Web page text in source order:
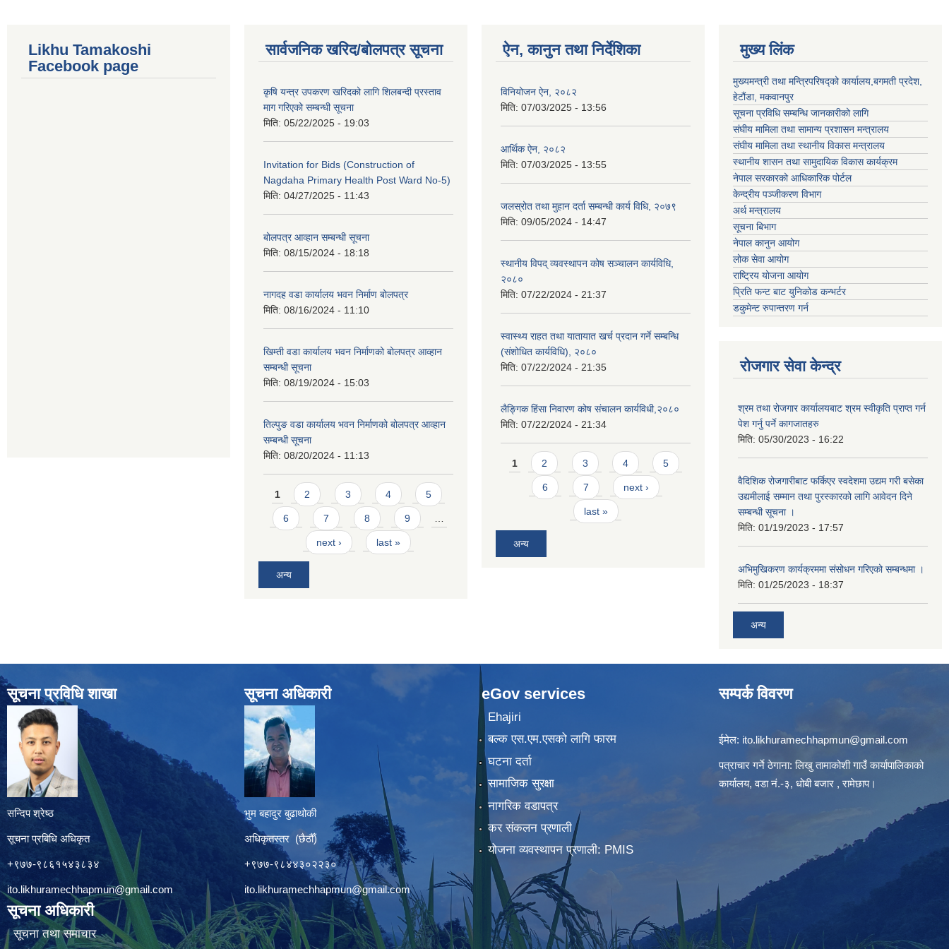
Likhu Tamakoshi
Facebook page
सार्वजनिक खरिद/बोलपत्र सूचना
कृषि यन्त्र उपकरण खरिदको लागि शिलबन्दी प्रस्ताव
माग गरिएको सम्बन्धी सूचना
मिति: 05/22/2025 - 19:03
Invitation for Bids (Construction of
Nagdaha Primary Health Post Ward No-5)
मिति: 04/27/2025 - 11:43
बोलपत्र आव्हान सम्बन्धी सूचना
मिति: 08/15/2024 - 18:18
नागदह वडा कार्यालय भवन निर्माण बोलपत्र
मिति: 08/16/2024 - 11:10
खिम्ती वडा कार्यालय भवन निर्माणको बोलपत्र आव्हान
सम्बन्धी सूचना
मिति: 08/19/2024 - 15:03
तिल्पुङ वडा कार्यालय भवन निर्माणको बोलपत्र आव्हान
सम्बन्धी सूचना
मिति: 08/20/2024 - 11:13
Pages
1 2 3 4 5
6 7 8 9
next › last »
अन्य
ऐन, कानुन तथा निर्देशिका
विनियोजन ऐन, २०८२
मिति: 07/03/2025 - 13:56
आर्थिक ऐन, २०८२
मिति: 07/03/2025 - 13:55
जलस्रोत तथा मुहान दर्ता सम्बन्धी कार्य विधि, २०७९
मिति: 09/05/2024 - 14:47
स्थानीय विपद् व्यवस्थापन कोष सञ्चालन कार्यविधि,
२०८०
मिति: 07/22/2024 - 21:37
स्वास्थ्य राहत तथा यातायात खर्च प्रदान गर्ने सम्बन्धि
(संशोधित कार्यविधि), २०८०
मिति: 07/22/2024 - 21:35
लैङ्गिक हिंसा निवारण कोष संचालन कार्यविधी,२०८०
मिति: 07/22/2024 - 21:34
Pages
1 2 3 4 5
6 7 next ›
last »
अन्य
मुख्य लिंक
मुख्यमन्त्री तथा मन्त्रिपरिषद्को कार्यालय,बगमती प्रदेश,
हेटौंडा, मकवानपुर
सूचना प्रविधि सम्बन्धि जानकारीको लागि
संघीय मामिला तथा सामान्य प्रशासन मन्त्रालय
संघीय मामिला तथा स्थानीय विकास मन्त्रालय
स्थानीय शासन तथा सामुदायिक विकास कार्यक्रम
नेपाल सरकारको आधिकारिक पोर्टल
केन्द्रीय पञ्जीकरण विभाग
अर्थ मन्त्रालय
सूचना बिभाग
नेपाल कानुन आयोग
लोक सेवा आयोग
राष्ट्रिय योजना आयोग
प्रिति फन्ट बाट युनिकोड कन्भर्टर
डकुमेन्ट रुपान्तरण गर्न
रोजगार सेवा केन्द्र
श्रम तथा रोजगार कार्यालयबाट श्रम स्वीकृति प्राप्त गर्न
पेश गर्नु पर्ने कागजातहरु
मिति: 05/30/2023 - 16:22
वैदिशिक रोजगारीबाट फर्किएर स्वदेशमा उद्यम गरी बसेका
उद्यमीलाई सम्मान तथा पुरस्कारको लागि आवेदन दिने
सम्बन्धी सूचना ।
मिति: 01/19/2023 - 17:57
अभिमुखिकरण कार्यक्रममा संसोधन गरिएको सम्बन्धमा ।
मिति: 01/25/2023 - 18:37
अन्य
सूचना प्रविधि शाखा
सन्दिप श्रेष्ठ
सूचना प्रबिधि अधिकृत
+९७७-९८६१५४३८३४
ito.likhuramechhapmun@gmail.com
सूचना अधिकारी
सूचना तथा समाचार
सूचना अधिकारी
भुम बहादुर बुढाथोकी
अधिकृतस्तर (छैठौँ)
+९७७-९८४४३०२२३०
ito.likhuramechhapmun@gmail.com
eGov services
Ehajiri
बल्क एस.एम.एसको लागि फारम
घटना दर्ता
सामाजिक सुरक्षा
नागरिक वडापत्र
कर संकलन प्रणाली
योजना व्यवस्थापन प्रणाली: PMIS
सम्पर्क विवरण
ईमेल: ito.likhuramechhapmun@gmail.com
पत्राचार गर्ने ठेगाना: लिखु तामाकोशी गाउँ कार्यापालिकाको
कार्यालय, वडा नं.-३, धोबी बजार , रामेछाप।